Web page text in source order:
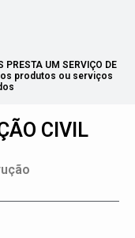
UM SERVIÇO DE
produtos ou serviços
CIVIL